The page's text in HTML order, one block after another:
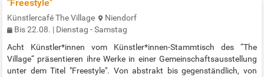
section on the second floor features fifty bust portraits from a long-
term project based on trusting conversations with…
"Freestyle"
Künstlercafé The Village
Niendorf
Bis 22.08. | Dienstag - Samstag
Acht Künstler*innen vom Künstler*innen-Stammtisch des “The
Village“ präsentieren ihre Werke in einer Gemeinschaftsausstellung
unter dem Titel "Freestyle". Von abstrakt bis gegenständlich, von